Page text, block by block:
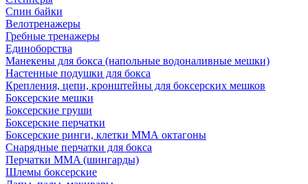
Спин байки
Велотренажеры
Гребные тренажеры
Единоборства
Манекены для бокса (напольные водоналивные мешки)
Настенные подушки для бокса
Крепления, цепи, кронштейны для боксерских мешков
Боксерские мешки
Боксерские груши
Боксерские перчатки
Боксерские ринги, клетки ММА октагоны
Снарядные перчатки для бокса
Перчатки MMA (шингарды)
Шлемы боксерские